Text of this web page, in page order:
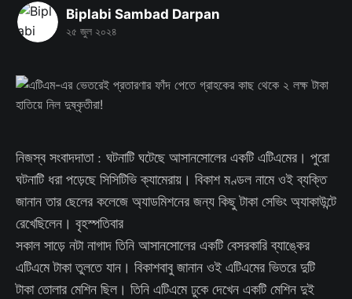
Biplabi Sambad Darpan
২৫ জুল ২০২৪
নিজস্ব সংবাদদাতা : ঘটনাটি ঘটেছে আসানসোলের একটি এটিএমের। পুরো
ঘটনাটি ধরা পড়েছে সিসিটিভি ক্যামেরায়। বিকাশ মণ্ডল নামে ওই ব্যক্তি
জানান তার ছেলের কলেজে অ্যাডমিশনের জন্য কিছু টাকা সেভিং অ্যাকাউন্টে
রেখেছিলেন। বৃহস্পতিবার
সকাল সাড়ে নটা নাগাদ তিনি আসানসোলের একটি বেসরকারি ব্যাঙ্কের
এটিএমে টাকা তুলতে যান। বিকাশবাবু জানান ওই এটিএমের ভিতরে দুটি
টাকা তোলার মেশিন ছিল। তিনি এটিএমে ঢুকে দেখেন একটি মেশিন দুই